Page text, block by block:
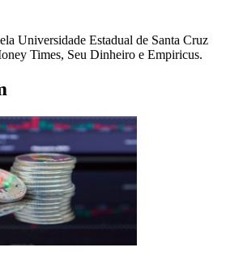
Universidade Estadual de Santa Cruz
Times, Seu Dinheiro e Empiricus.